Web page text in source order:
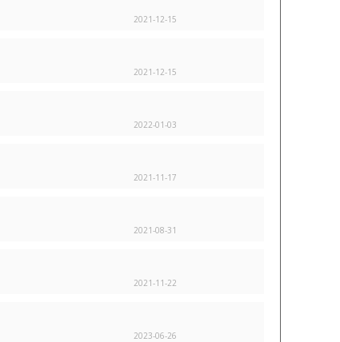
2021-12-15
2021-12-15
2022-01-03
2021-11-17
2021-08-31
2021-11-22
2023-06-26